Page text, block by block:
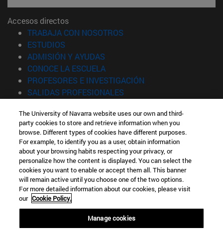
Accesos directos
TRABAJA CON NOSOTROS
ESTUDIOS
ADMISIÓN Y AYUDAS
CONOCE LA ESCUELA(abre en nueva ventana)
PROFESORES E INVESTIGACIÓN
SALIDAS PROFESIONALES
Información
TFNO +34 943 21 98 77
¿QUÉ GRADO TE INTERESA?
¿QUÉ MÁSTER TE INTERESA?
© Universidad de Navarra
Información legal
Accesibilidad
Configuración de cookies
The University of Navarra website uses our own and third-
party cookies to store and retrieve information when you
browse. Different types of cookies have different purposes.
For example, to identify you as a user, obtain information
about your browsing habits respecting your privacy, or
personalize how the content is displayed. You can select the
cookies you want to enable or accept them all. This banner
will remain active until you choose one of the two options.
For more detailed information about our cookies, please visit
our Cookie Policy.
Manage cookies